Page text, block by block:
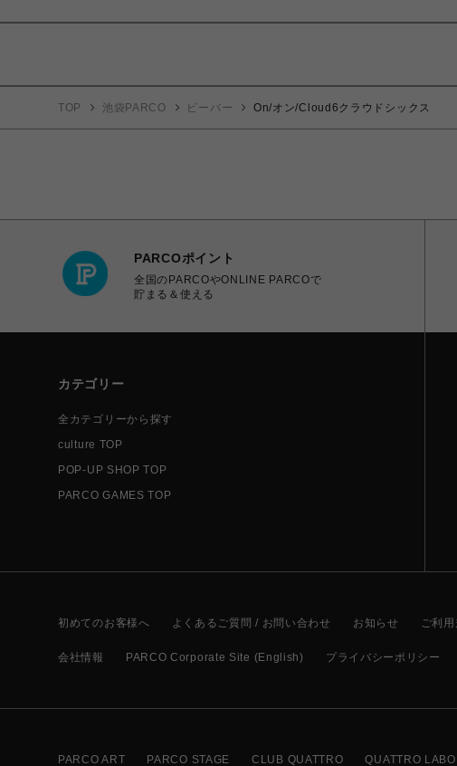
TOP 池袋PARCO ビーバー On/オン/Cloud6クラウドシックス
PARCOポイント
全国のPARCOやONLINE PARCOで
貯まる＆使える
カテゴリー
全カテゴリーから探す
culture TOP
POP-UP SHOP TOP
PARCO GAMES TOP
初めてのお客様へ よくあるご質問 / お問い合わせ お知らせ ご利
会社情報 PARCO Corporate Site (English) プライバシーポリシー
PARCO ART PARCO STAGE CLUB QUATTRO QUATTRO LABO